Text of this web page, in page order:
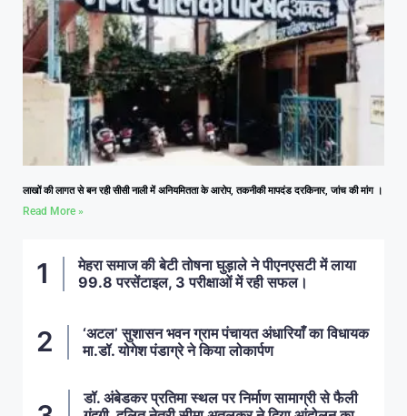
लाखों की लागत से बन रही सीसी नाली में अनियमितता के आरोप, तकनीकी मापदंड दरकिनार, जांच की मांग ।
Read More »
मेहरा समाज की बेटी तोषना घुड़ाले ने पीएनएसटी में लाया
99.8 परसेंटाइल, 3 परीक्षाओं में रही सफल।
‘अटल’ सुशासन भवन ग्राम पंचायत अंधारियाँ का विधायक
मा.डॉ. योगेश पंडाग्रे ने किया लोकार्पण
डॉ. अंबेडकर प्रतिमा स्थल पर निर्माण सामाग्री से फैली